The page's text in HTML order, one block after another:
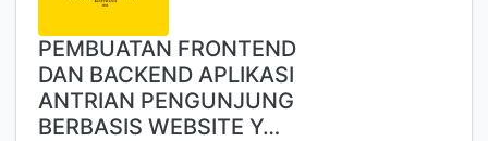
PEMBUATAN FRONTEND
DAN BACKEND APLIKASI
ANTRIAN PENGUNJUNG
BERBASIS WEBSITE Y…